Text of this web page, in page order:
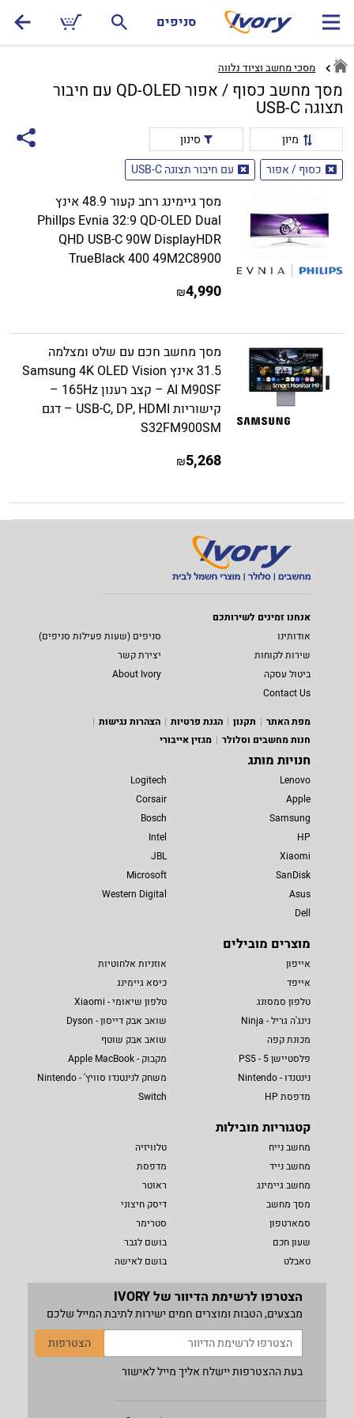
סניפים
מסכי מחשב וציוד נלווה
מסך מחשב כסוף / אפור QD-OLED עם חיבור
תצוגה USB-C
מיון
סינון
כסוף / אפור
עם חיבור תצוגה USB-C
מסך גיימינג רחב קעור 48.9 אינץ
PhilIps Evnia 32:9 QD-OLED Dual
QHD USB-C 90W DisplayHDR
TrueBlack 400 49M2C8900
4,990
₪
מסך מחשב חכם עם שלט ומצלמה
31.5 אינץ Samsung 4K OLED Vision
AI M90SF – קצב רענון 165Hz –
קישוריות USB-C, DP, HDMI – דגם
S32FM900SM
5,268
₪
אנחנו זמינים לשירותכם
אודותינו
סניפים (שעות פעילות סניפים)
שירות לקוחות
יצירת קשר
ביטול עסקה
About Ivory
Contact Us
מפת האתר
תקנון הגנת פרטיות
הצהרות נגישות
חנות מחשבים וסלולר
מגזין אייבורי
חנויות מותג
Lenovo
Apple
Samsung
HP
Xiaomi
SanDisk
Asus
Dell
Logitech
Corsair
Bosch
Intel
JBL
Microsoft
Western Digital
מוצרים מובילים
אייפון
אייפד
טלפון סמסונג
נינג'ה גריל - Ninja
מכונת קפה
פלסטיישן 5 - PS5
נינטנדו - Nintendo
מדפסת HP
אוזניות אלחוטיות
כיסא גיימינג
טלפון שיאומי - Xiaomi
שואב אבק דייסון - Dyson
שואב אבק שוטף
מקבוק - Apple MacBook
משחק לנינטנדו סוויץ' - Nintendo
Switch
קטגוריות מובילות
מחשב נייח
מחשב נייד
מחשב גיימינג
מסך מחשב
סמארטפון
שעון חכם
טאבלט
טלוויזיה
מדפסת
ראוטר
דיסק חיצוני
סטרימר
בושם לגבר
בושם לאישה
הצטרפו לרשימת הדיוור של IVORY
מבצעים, הטבות ומוצרים חמים ישירות לתיבת המייל שלכם
הצטרפות
בעת ההצטרפות יישלח אליך מייל לאישור